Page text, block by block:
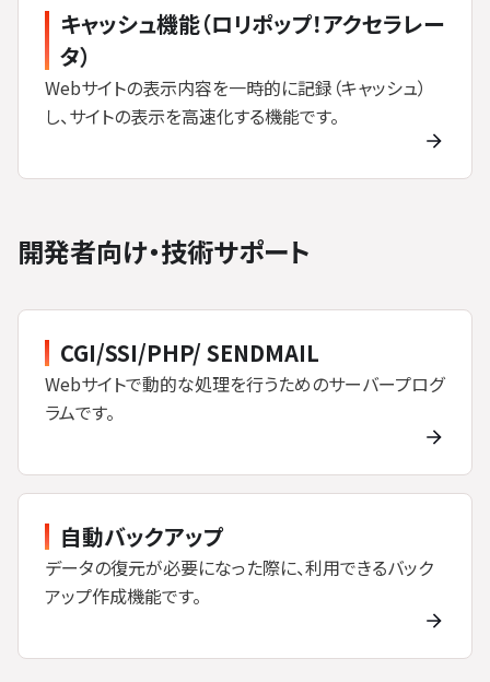
キャッシュ機能（ロリポップ！アクセラレー
タ）
Webサイトの表示内容を一時的に記録（キャッシュ）
し、サイトの表示を高速化する機能です。
開発者向け・技術サポート
CGI/SSI/PHP/ SENDMAIL
Webサイトで動的な処理を行うためのサーバープログ
ラムです。
自動バックアップ
データの復元が必要になった際に、利用できるバック
アップ作成機能です。